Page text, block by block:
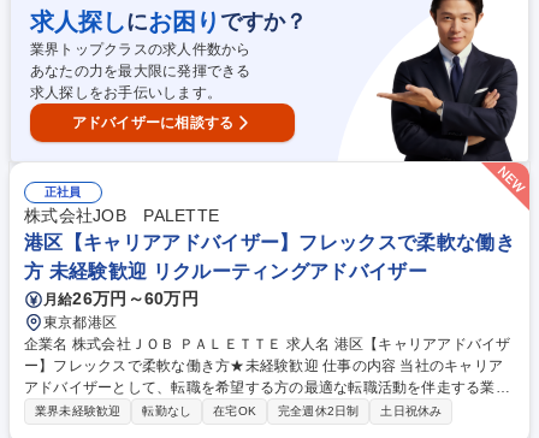
支援を行います。好きなものや活動を通して楽しくできるを作ります。■
状況報告：支援後には保護者様へ支援内容のFBをおこないます。■支援
後：映像を用いて育成担当と振り返り、支援の質を高めるための会議を行
います。■保護者様への費用・支援計画の説明等 募集職種 【千葉/支援ス
タッフ】発達支援専門の幼児教室・学習塾/未経験歓迎/残業12h
求人探しにお困り ですか？
業界トップクラスの求人件数から
あなたの力を最大限に発揮できる
求人探しをお手伝いします。
アドバイザーに相談する
正社員
株式会社JOB PALETTE
港区【キャリアアドバイザー】フレックスで柔軟な働き
方 未経験歓迎 リクルーティングアドバイザー
月給26万円～60万円
東京都港区
企業名 株式会社ＪＯＢ ＰＡＬＥＴＴＥ 求人名 港区【キャリアアドバイザ
ー】フレックスで柔軟な働き方★未経験歓迎 仕事の内容 当社のキャリア
アドバイザーとして、転職を希望する方の最適な転職活動を伴走する業務
を担当いただきます。未経験大歓迎！課題発見力やコンサルティング力な
業界未経験歓迎 転勤なし 在宅OK 完全週休2日制 土日祝休み